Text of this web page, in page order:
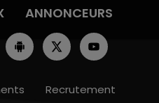
ANNONCEURS
Recrutement